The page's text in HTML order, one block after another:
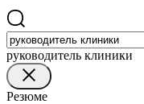
руководитель клиники
Резюме